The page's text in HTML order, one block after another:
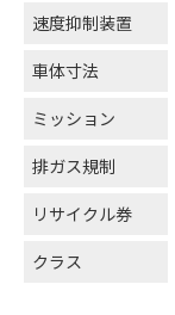
速度抑制装置
車体寸法
ミッション
排ガス規制
リサイクル券
クラス